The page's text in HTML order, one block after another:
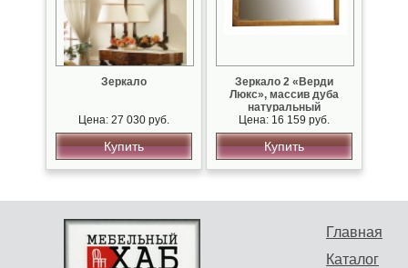
Зеркало
Цена: 27 030 руб.
Купить
Зеркало 2 «Верди
Люкс», массив дуба
натуральный
Цена: 16 159 руб.
Купить
Главная
Каталог